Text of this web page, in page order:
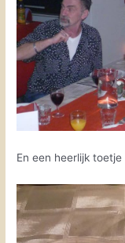
En een heerlijk